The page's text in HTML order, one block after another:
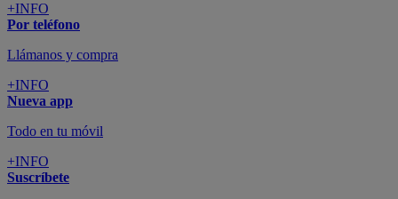
+INFO
Por teléfono
Llámanos y compra
+INFO
Nueva app
Todo en tu móvil
+INFO
Suscríbete